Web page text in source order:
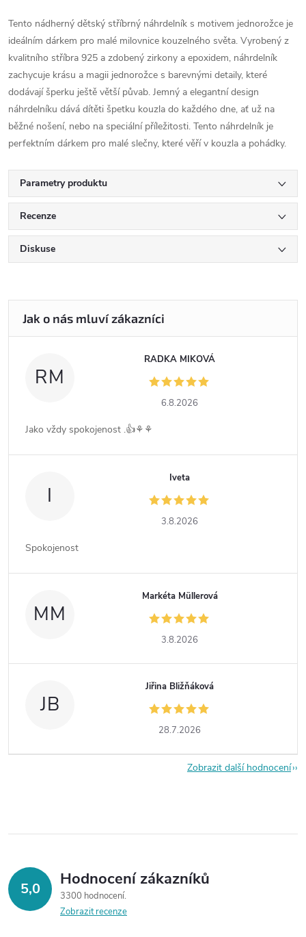
Tento nádherný dětský stříbrný náhrdelník s motivem jednorožce je
ideálním dárkem pro malé milovnice kouzelného světa. Vyrobený z
kvalitního stříbra 925 a zdobený zirkony a epoxidem, náhrdelník
zachycuje krásu a magii jednorožce s barevnými detaily, které
dodávají šperku ještě větší půvab. Jemný a elegantní design
náhrdelníku dává dítěti špetku kouzla do každého dne, ať už na
běžné nošení, nebo na speciální příležitosti. Tento náhrdelník je
perfektním dárkem pro malé slečny, které věří v kouzla a pohádky.
Parametry produktu
Recenze
Diskuse
RM
RADKA MIKOVÁ
6.8.2026
Jako vždy spokojenost .👍⚘️⚘️
I
Iveta
3.8.2026
Spokojenost
MM
Markéta Müllerová
3.8.2026
JB
Jiřina Bližňáková
28.7.2026
Zobrazit další hodnocení
5,0 Hodnocení zákazníků
3300 hodnocení
Zobrazit recenze